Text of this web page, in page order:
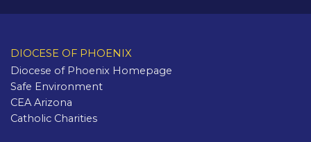
DIOCESE OF PHOENIX
Diocese of Phoenix Homepage
Safe Environment
CEA Arizona
Catholic Charities